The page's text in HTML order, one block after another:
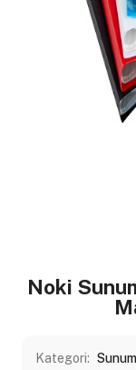
Noki
Kategori: